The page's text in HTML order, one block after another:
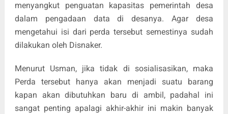
menyangkut penguatan kapasitas pemerintah desa
dalam pengadaan data di desanya. Agar desa
mengetahui isi dari perda tersebut semestinya sudah
dilakukan oleh Disnaker.
Menurut Usman, jika tidak di sosialisasikan, maka
Perda tersebut hanya akan menjadi suatu barang
kapan akan dibutuhkan baru di ambil, padahal ini
sangat penting apalagi akhir-akhir ini makin banyak